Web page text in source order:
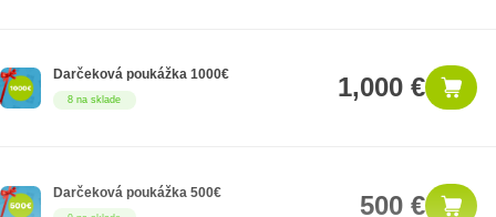
8 na sklade
Darčeková poukážka 1000€ 1,000 €
Darčeková poukážka 500€ 500 €